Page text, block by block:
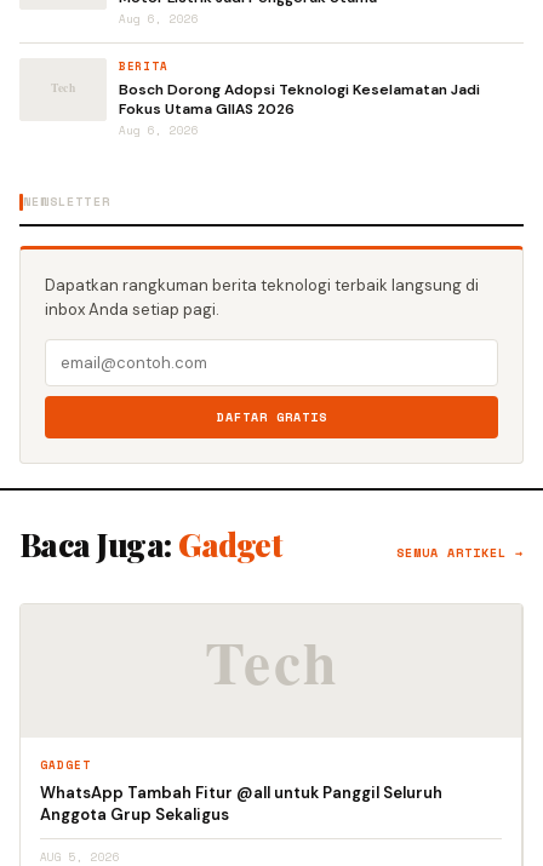
Aug 6, 2026
BERITA
Bosch Dorong Adopsi Teknologi Keselamatan Jadi
Fokus Utama GIIAS 2026
Aug 6, 2026
NEWSLETTER
Dapatkan rangkuman berita teknologi terbaik langsung di
inbox Anda setiap pagi.
DAFTAR GRATIS
Baca Juga: Gadget SEMUA ARTIKEL →
GADGET
WhatsApp Tambah Fitur @all untuk Panggil Seluruh
Anggota Grup Sekaligus
AUG 5, 2026